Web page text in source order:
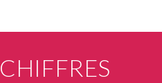
CHIFFRES